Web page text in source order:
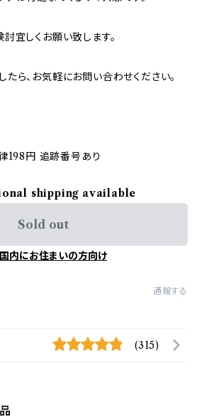
宜しくお願い致します。
ら、お気軽にお問い合わせください。
198円 追跡番号あり
shipping available
Sold out
内にお住まいの方向け
通報する
(315)